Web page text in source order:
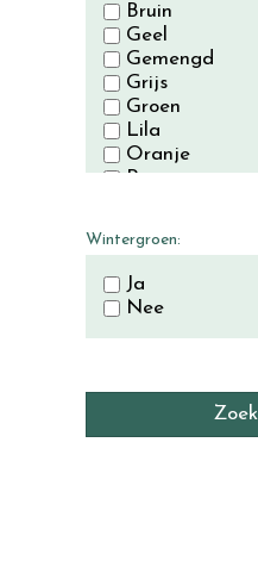
Bruin
Geel
Gemengd
Grijs
Groen
Lila
Oranje
Paars
Wit
Zwart
Wintergroen:
Ja
Nee